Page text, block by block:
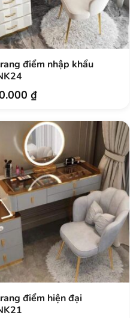
điểm nhập khẩu
₫
điểm hiện đại